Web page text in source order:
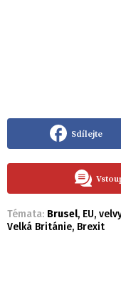
Sdílejte
Témata: Brusel, EU,
Velká Británie, Brexit